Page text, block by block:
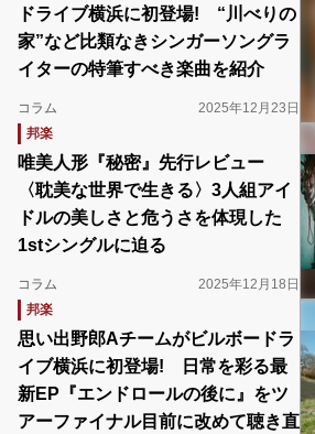
ドライブ横浜に初登場! “川べりの
家”など比類なきシンガーソングラ
イターの特筆すべき楽曲を紹介
コラム
2025年12月23日
邦楽
唯美人形『秘密』先行レビュー
〈耽美な世界で生きる〉3人組アイ
ドルの美しさと危うさを体現した
1stシングルに迫る
コラム
2025年12月18日
邦楽
思い出野郎Aチームがビルボードラ
イブ横浜に初登場! 日常を彩る最
新EP『エンドロールの後に』をツ
アーファイナル目前に改めて聴き直